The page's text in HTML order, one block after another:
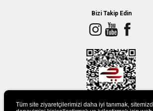
Bizi Takip Edin
Tüm site ziyaretçilerimizi daha iyi tanımak,